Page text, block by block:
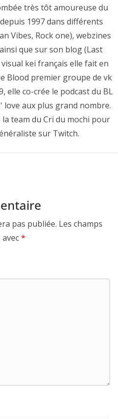
très tôt amoureuse du
1997 dans différents
Vibes, Rock one), webzines
que sur son blog (Last
kei français elle fait en
Blood premier groupe de vk
elle co-crée le podcast du BL
love aux plus grand nombre.
team du Cri du mochi pour
sur Twitch.
pas publiée. Les champs
*